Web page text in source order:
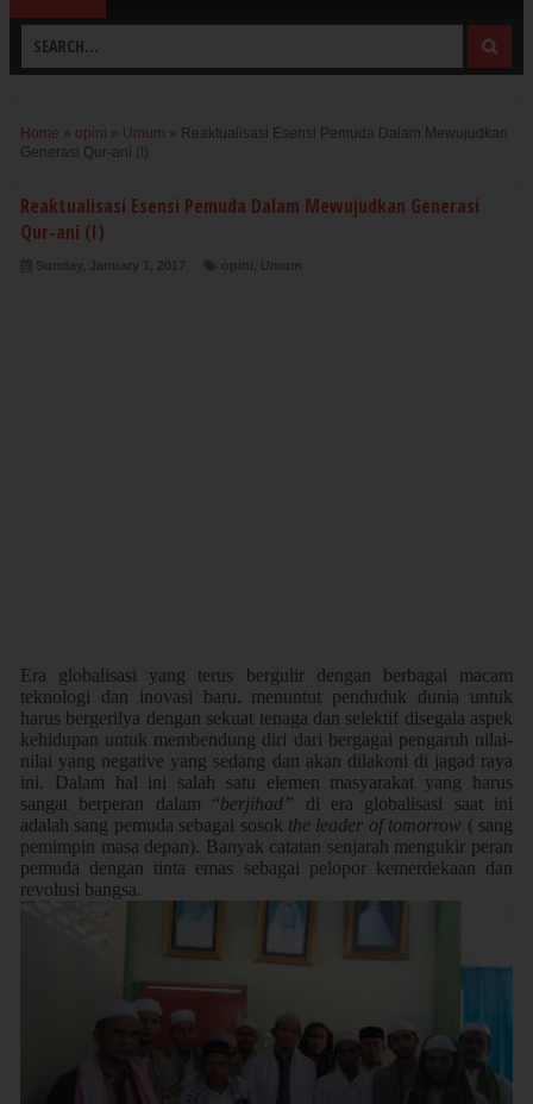
Home » opini » Umum » Reaktualisasi Esensi Pemuda Dalam Mewujudkan
Generasi Qur-ani (I)
Reaktualisasi Esensi Pemuda Dalam Mewujudkan Generasi
Qur-ani (I)
Era globalisasi yang terus bergulir dengan berbagai macam
teknologi dan inovasi baru, menuntut penduduk dunia untuk
harus bergerilya dengan sekuat tenaga dan selektif disegala aspek
kehidupan untuk membendung diri dari bergagai pengaruh nilai-
nilai yang negative yang sedang dan akan dilakoni di jagad raya
ini. Dalam hal ini salah satu elemen masyarakat yang harus
sangat berperan dalam “berjihad” di era globalisasi saat ini
adalah sang pemuda sebagai sosok the leader of tomorrow ( sang
pemimpin masa depan). Banyak catatan senjarah mengukir peran
pemuda dengan tinta emas sebagai pelopor kemerdekaan dan
revolusi bangsa.